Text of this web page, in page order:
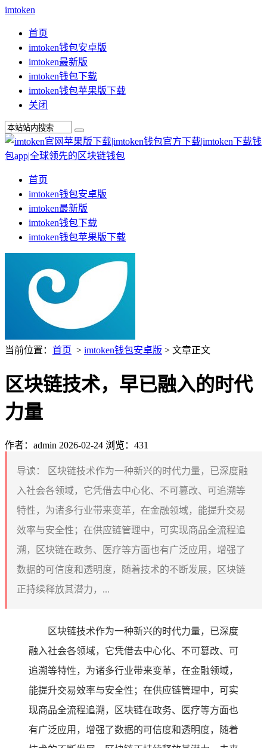
imtoken
首页
imtoken钱包安卓版
imtoken最新版
imtoken钱包下载
imtoken钱包苹果版下载
关闭
首页
imtoken钱包安卓版
imtoken最新版
imtoken钱包下载
imtoken钱包苹果版下载
当前位置： 首页 > imtoken钱包安卓版 > 文章正文
区块链技术，早已融入的时代
力量
作者：admin 2026-02-24 浏览：431
导读：
区块链技术作为一种新兴的时代力量，已深度融
入社会各领域，它凭借去中心化、不可篡改、可追溯等
特性，为诸多行业带来变革，在金融领域，能提升交易
效率与安全性；在供应链管理中，可实现商品全流程追
溯，区块链在政务、医疗等方面也有广泛应用，增强了
数据的可信度和透明度，随着技术的不断发展，区块链
正持续释放其潜力，...
区块链技术作为一种新兴的时代力量，已深度
融入社会各领域，它凭借去中心化、不可篡改、可
追溯等特性，为诸多行业带来变革，在金融领域，
能提升交易效率与安全性；在供应链管理中，可实
现商品全流程追溯，区块链在政务、医疗等方面也
有广泛应用，增强了数据的可信度和透明度，随着